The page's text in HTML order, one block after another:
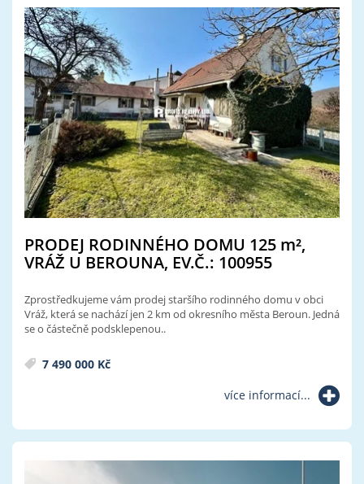
PRODEJ RODINNÉHO DOMU 125 m²,
VRÁŽ U BEROUNA, EV.Č.: 100955
Zprostředkujeme vám prodej staršího rodinného domu v obci
Vráž, která se nachází jen 2 km od okresního města Beroun. Jedná
se o částečně podsklepenou..
7 490 000 Kč
více informací...